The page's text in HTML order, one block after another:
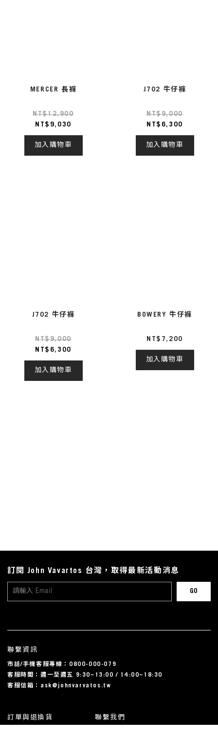
MERCER 長褲
NT$9,030
NT$12,900
加入購物車
J702 牛仔褲
NT$6,300
NT$9,000
加入購物車
J702 牛仔褲
NT$6,300
NT$9,000
加入購物車
BOWERY 牛仔褲
NT$7,200
加入購物車
訂單與退換貨 聯繫我們
聯繫資訊
市話/手機客服專線：0800-000-079
客服時間：週一至週五 9:30~13:00 / 14:00~18:30
客服信箱：ask@johnvarvatos.tw
訂閱 John Vavartos 台灣，取得最新活動消息